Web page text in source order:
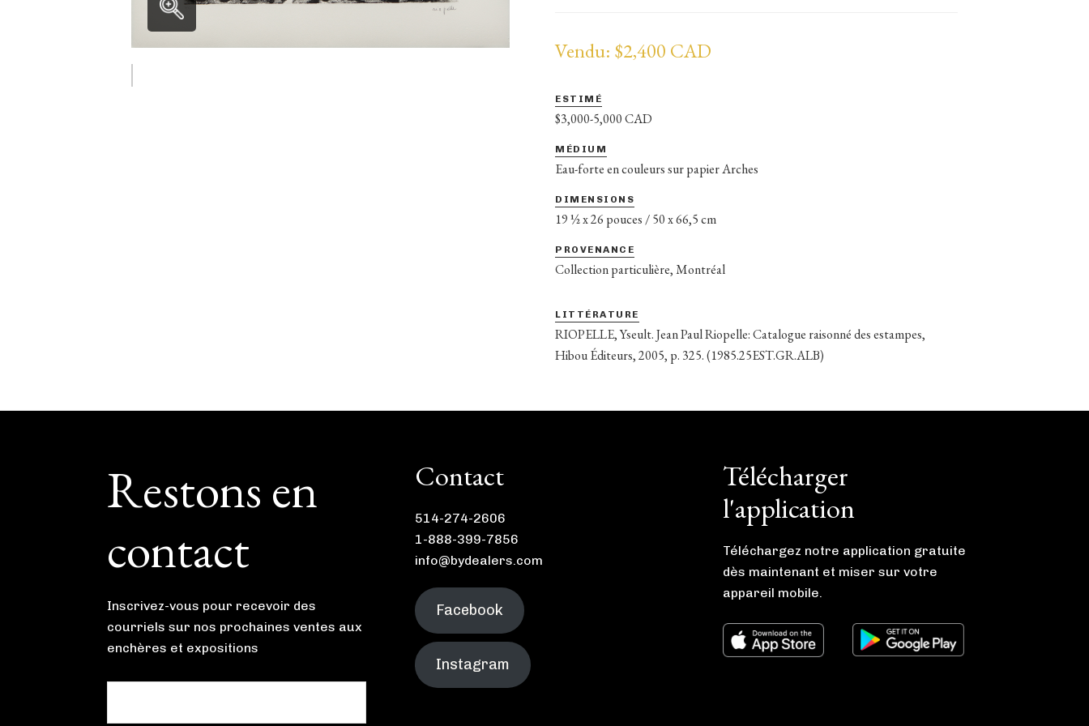
Vendu: $2,400 CAD
ESTIMÉ
$3,000-5,000 CAD
MÉDIUM
Eau-forte en couleurs sur papier Arches
DIMENSIONS
19 ½ x 26 pouces / 50 x 66,5 cm
PROVENANCE
Collection particulière, Montréal
LITTÉRATURE
RIOPELLE, Yseult. Jean Paul Riopelle: Catalogue raisonné des estampes,
Hibou Éditeurs, 2005, p. 325. (1985.25EST.GR.ALB)
FooterRestons en
contact
Inscrivez-vous pour recevoir des
courriels sur nos prochaines ventes aux
enchères et expositions
Contact
514-274-2606
1-888-399-7856
info@bydealers.com
Facebook
Instagram
Télécharger
l'application
Téléchargez notre application gratuite
dès maintenant et miser sur votre
appareil mobile.